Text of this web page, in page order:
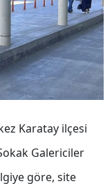
Karatay ilçesi
Galericiler
göre, site